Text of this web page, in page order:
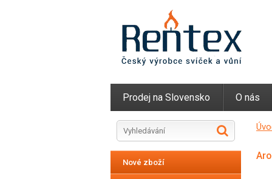
Prodej na Slovensko O nás
Nové zboží